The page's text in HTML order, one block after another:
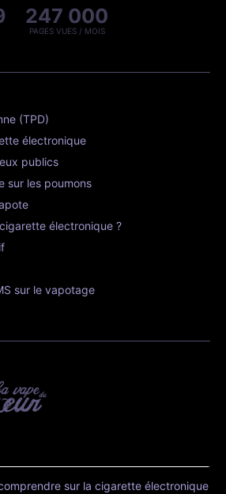
247 000
PAGES VUES / MOIS
(TPD)
électronique
publics
sur les poumons
électronique ?
sur le vapotage
sur la cigarette électronique